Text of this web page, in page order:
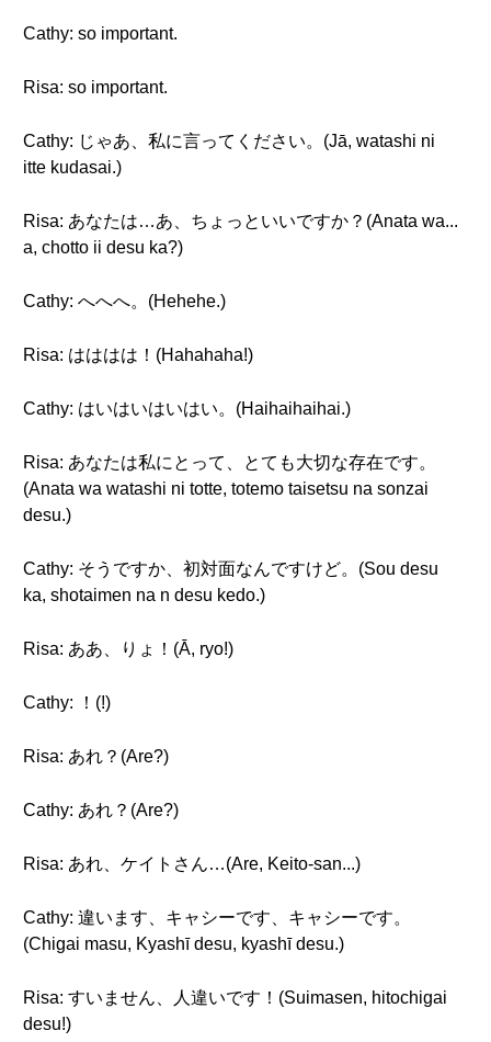
Cathy: so important.
Risa: so important.
Cathy: じゃあ、私に言ってください。(Jā, watashi ni
itte kudasai.)
Risa: あなたは…あ、ちょっといいですか？(Anata wa...
a, chotto ii desu ka?)
Cathy: へへへ。(Hehehe.)
Risa: はははは！(Hahahaha!)
Cathy: はいはいはいはい。(Haihaihaihai.)
Risa: あなたは私にとって、とても大切な存在です。
(Anata wa watashi ni totte, totemo taisetsu na sonzai
desu.)
Cathy: そうですか、初対面なんですけど。(Sou desu
ka, shotaimen na n desu kedo.)
Risa: ああ、りょ！(Ā, ryo!)
Cathy: ！(!)
Risa: あれ？(Are?)
Cathy: あれ？(Are?)
Risa: あれ、ケイトさん…(Are, Keito-san...)
Cathy: 違います、キャシーです、キャシーです。
(Chigai masu, Kyashī desu, kyashī desu.)
Risa: すいません、人違いです！(Suimasen, hitochigai
desu!)